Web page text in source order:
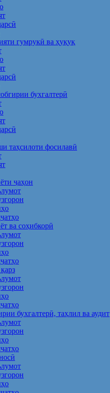
гумрукӣ ва ҳуқуқ
бухгалтерӣ
таҳсилоти фосилавӣ
ҷаҳон
ва соҳибкорӣ
бухгалтерӣ, таҳлил ва аудит